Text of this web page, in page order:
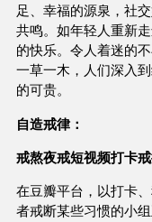
足、幸福的源泉，社
共鸣。如年轻人重新
的快乐。令人着迷的
一草一木，人们深入
的可贵。
自造戒律：
戒熬夜戒短视频打卡
在豆瓣平台，以打卡
者戒断某些习惯的小